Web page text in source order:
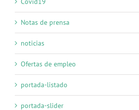
Notas de prensa
noticias
Ofertas de empleo
portada-listado
portada-slider